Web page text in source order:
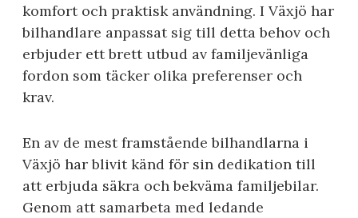
komfort och praktisk användning. I Växjö har
bilhandlare anpassat sig till detta behov och
erbjuder ett brett utbud av familjevänliga
fordon som täcker olika preferenser och
krav.
En av de mest framstående bilhandlarna i
Växjö har blivit känd för sin dedikation till
att erbjuda säkra och bekväma familjebilar.
Genom att samarbeta med ledande